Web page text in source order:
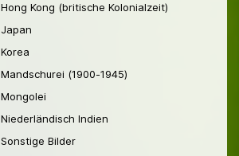
Hong Kong (britische Kolonialzeit)
Japan
Korea
Mandschurei (1900-1945)
Mongolei
Niederländisch Indien
Sonstige Bilder